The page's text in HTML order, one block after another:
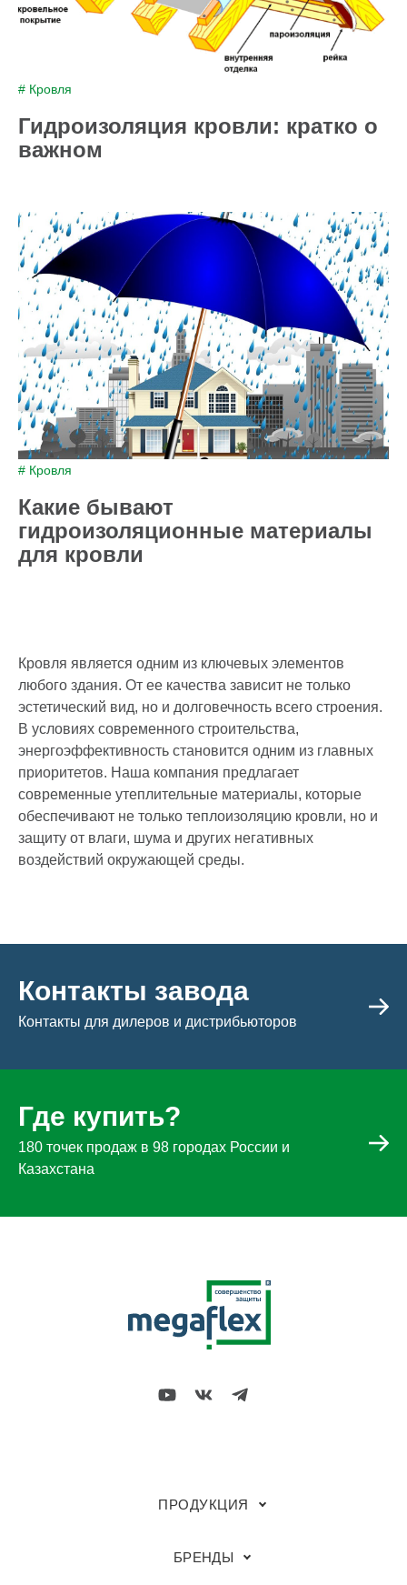
# Кровля
Гидроизоляция кровли: кратко о
важном
# Кровля
Какие бывают
гидроизоляционные материалы
для кровли
Кровля является одним из ключевых элементов
любого здания. От ее качества зависит не только
эстетический вид, но и долговечность всего строения.
В условиях современного строительства,
энергоэффективность становится одним из главных
приоритетов. Наша компания предлагает
современные утеплительные материалы, которые
обеспечивают не только теплоизоляцию кровли, но и
защиту от влаги, шума и других негативных
воздействий окружающей среды.
Контакты завода
Контакты для дилеров и дистрибьюторов
Где купить?
180 точек продаж в 98 городах России и
Казахстана
ПРОДУКЦИЯ
БРЕНДЫ